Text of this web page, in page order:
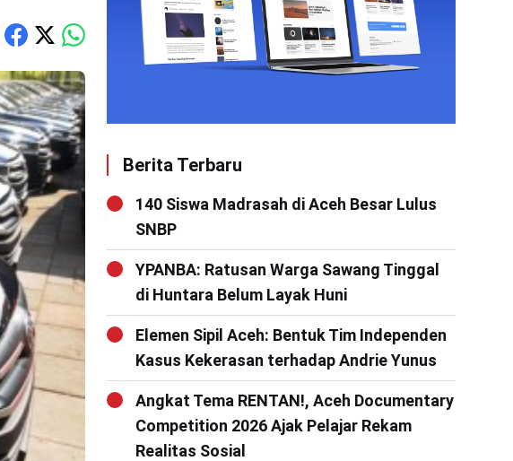
Berita Terbaru
140 Siswa Madrasah di Aceh Besar Lulus
SNBP
YPANBA: Ratusan Warga Sawang Tinggal
di Huntara Belum Layak Huni
Elemen Sipil Aceh: Bentuk Tim Independen
Kasus Kekerasan terhadap Andrie Yunus
Angkat Tema RENTAN!, Aceh Documentary
Competition 2026 Ajak Pelajar Rekam
Realitas Sosial